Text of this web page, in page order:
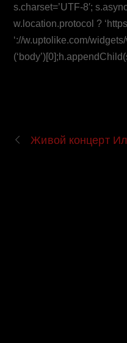
s.charset=’UTF-8′;
w.location.protocol ?
‘://w.uptolike.com/
Живой концерт